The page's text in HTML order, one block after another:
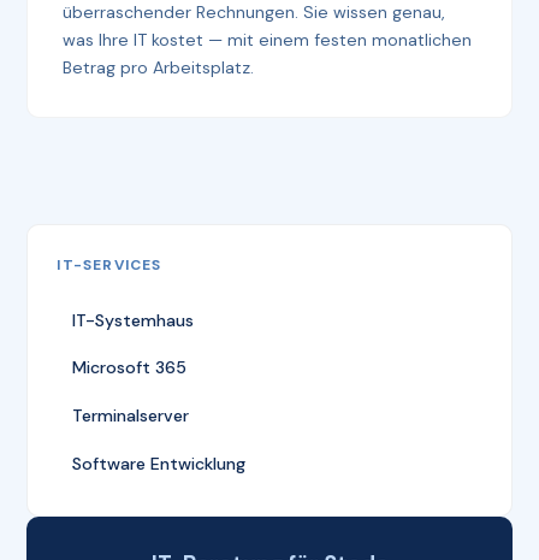
überraschender Rechnungen. Sie wissen genau,
was Ihre IT kostet — mit einem festen monatlichen
Betrag pro Arbeitsplatz.
IT-SERVICES
IT-Systemhaus
Microsoft 365
Terminalserver
Software Entwicklung